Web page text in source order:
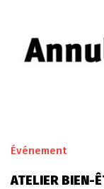
Événement
ATELIER BIEN-